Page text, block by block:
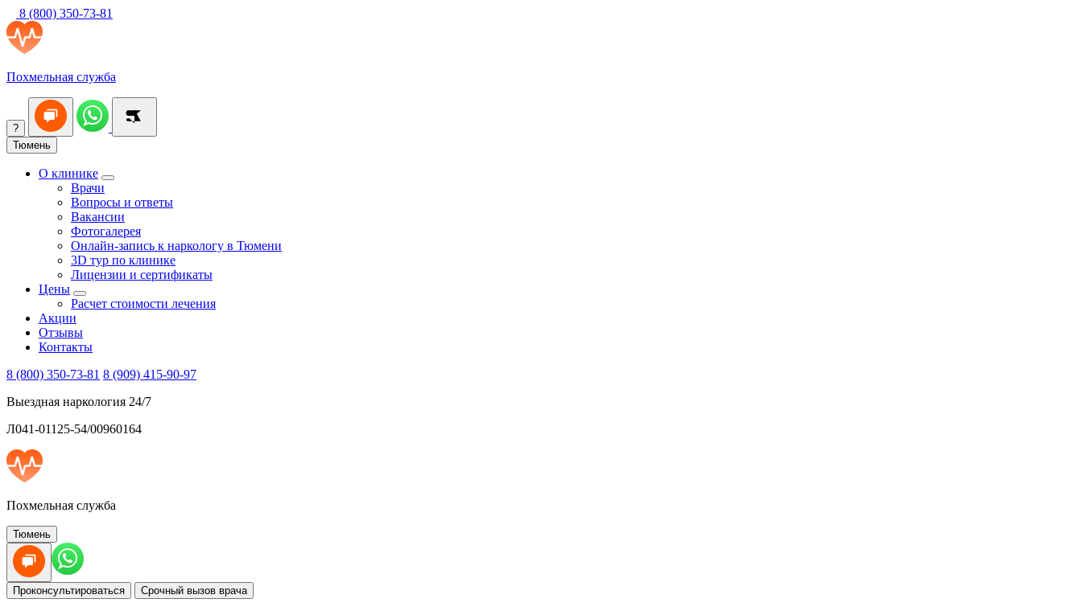
8 (800) 350-73-81
Похмельная служба
?
Тюмень
О клинике
Врачи
Вопросы и ответы
Вакансии
Фотогалерея
Онлайн-запись к наркологу в Тюмени
3D тур по клинике
Лицензии и сертификаты
Цены
Расчет стоимости лечения
Акции
Отзывы
Контакты
8 (800) 350-73-81 8 (909) 415-90-97
Выездная наркология 24/7
Л041-01125-54/00960164
Похмельная служба
Тюмень
Проконсультироваться Срочный вызов врача